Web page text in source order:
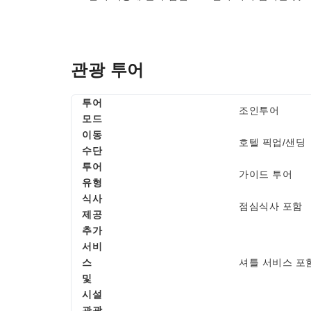
관광 투어
투어
모드
조인투어
이동
수단
호텔 픽업/샌딩
투어
유형
가이드 투어
식사
제공
점심식사 포함
추가
서비
스
및
시설
셔틀 서비스 포